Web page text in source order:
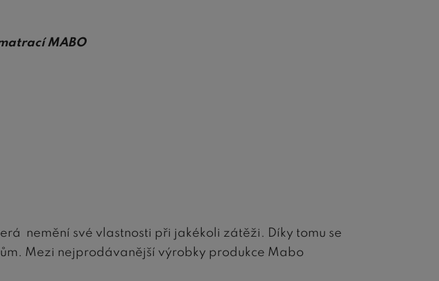
MABO
nemění své vlastnosti při jakékoli zátěži. Díky tomu se
Mezi nejprodávanější výrobky produkce Mabo